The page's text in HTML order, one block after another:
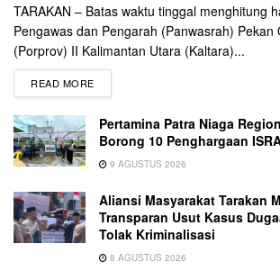
TARAKAN – Batas waktu tinggal menghitung
Pengawas dan Pengarah (Panwasrah) Pekan
(Porprov) II Kalimantan Utara (Kaltara)...
READ MORE
Pertamina Patra Niaga
Borong 10 Penghargaan
9 AGUSTUS 2026
Aliansi Masyarakat Tarakan
Transparan Usut Kasus
Tolak Kriminalisasi
8 AGUSTUS 2026